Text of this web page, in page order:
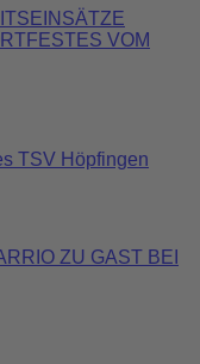
VOM
TSV Höpfingen
ZU GAST BEI